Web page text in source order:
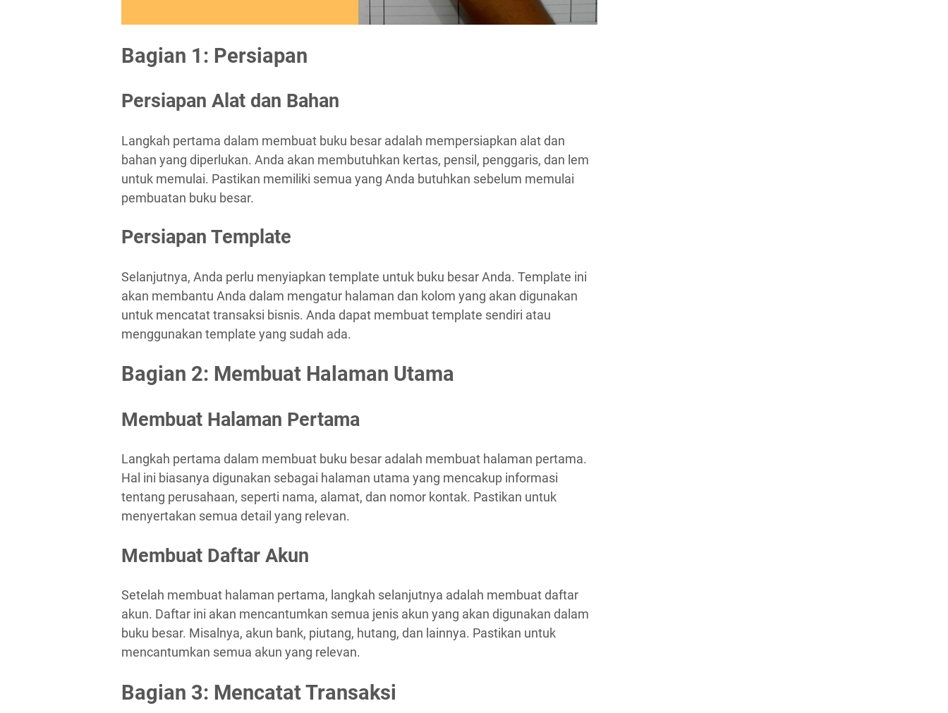
Bagian 1: Persiapan
Persiapan Alat dan Bahan
Langkah pertama dalam membuat buku besar adalah mempersiapkan alat dan
bahan yang diperlukan. Anda akan membutuhkan kertas, pensil, penggaris, dan lem
untuk memulai. Pastikan memiliki semua yang Anda butuhkan sebelum memulai
pembuatan buku besar.
Persiapan Template
Selanjutnya, Anda perlu menyiapkan template untuk buku besar Anda. Template ini
akan membantu Anda dalam mengatur halaman dan kolom yang akan digunakan
untuk mencatat transaksi bisnis. Anda dapat membuat template sendiri atau
menggunakan template yang sudah ada.
Bagian 2: Membuat Halaman Utama
Membuat Halaman Pertama
Langkah pertama dalam membuat buku besar adalah membuat halaman pertama.
Hal ini biasanya digunakan sebagai halaman utama yang mencakup informasi
tentang perusahaan, seperti nama, alamat, dan nomor kontak. Pastikan untuk
menyertakan semua detail yang relevan.
Membuat Daftar Akun
Setelah membuat halaman pertama, langkah selanjutnya adalah membuat daftar
akun. Daftar ini akan mencantumkan semua jenis akun yang akan digunakan dalam
buku besar. Misalnya, akun bank, piutang, hutang, dan lainnya. Pastikan untuk
mencantumkan semua akun yang relevan.
Bagian 3: Mencatat Transaksi